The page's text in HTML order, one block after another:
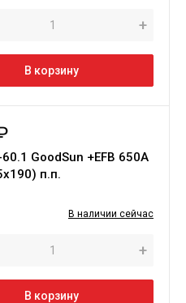
+
В корзину
GoodSun +EFB 650A
п.п.
В наличии сейчас
+
В корзину